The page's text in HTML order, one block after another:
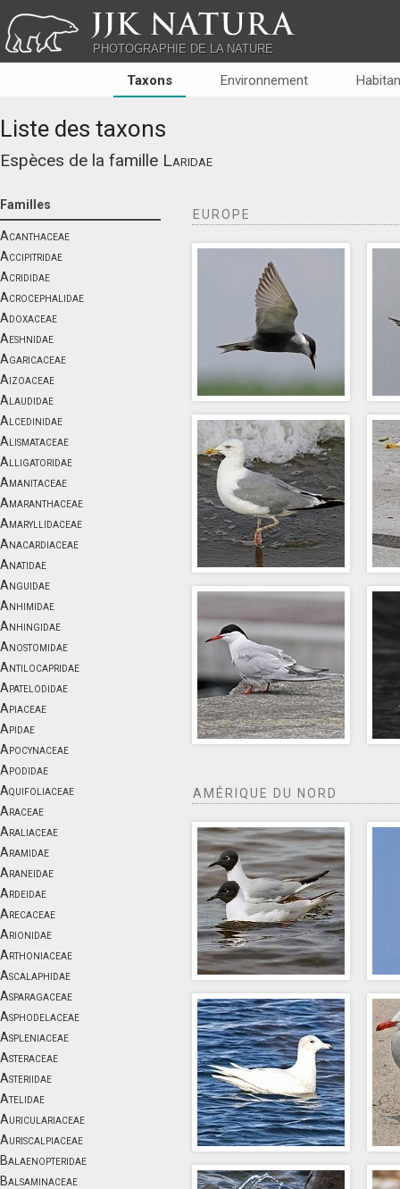
JJK NATURA
PHOTOGRAPHIE DE LA NATURE
Taxons Environnement
Liste des taxons
Espèces de la famille Laridae
Familles
Acanthaceae
Accipitridae
Acrididae
Acrocephalidae
Adoxaceae
Aeshnidae
Agaricaceae
Aizoaceae
Alaudidae
Alcedinidae
Alismataceae
Alligatoridae
Amanitaceae
Amaranthaceae
Amaryllidaceae
Anacardiaceae
Anatidae
Anguidae
Anhimidae
Anhingidae
Anostomidae
Antilocapridae
Apatelodidae
Apiaceae
Apidae
Apocynaceae
Apodidae
Aquifoliaceae
Araceae
Araliaceae
Aramidae
Araneidae
Ardeidae
Arecaceae
Arionidae
Arthoniaceae
Ascalaphidae
Asparagaceae
Asphodelaceae
Aspleniaceae
Asteraceae
Asteriidae
Atelidae
Auriculariaceae
Auriscalpiaceae
Balaenopteridae
Balsaminaceae
EUROPE
AMÉRIQUE DU NORD